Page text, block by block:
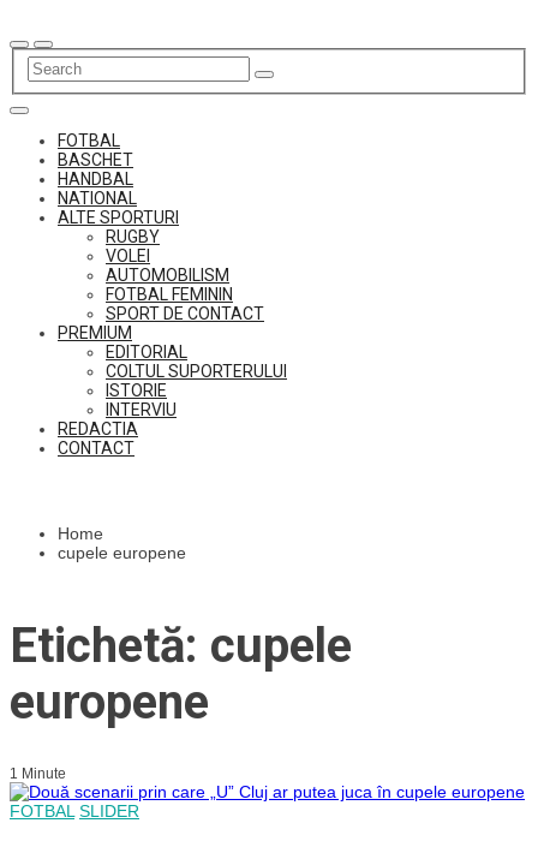
to
content
FOTBAL
BASCHET
HANDBAL
NATIONAL
ALTE SPORTURI
RUGBY
VOLEI
AUTOMOBILISM
FOTBAL FEMININ
SPORT DE CONTACT
PREMIUM
EDITORIAL
COLTUL SUPORTERULUI
ISTORIE
INTERVIU
REDACTIA
CONTACT
Home
cupele europene
Etichetă: cupele
europene
1 Minute
FOTBAL SLIDER